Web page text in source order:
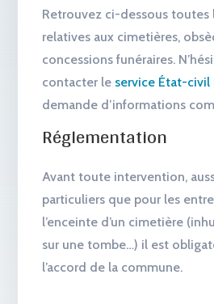
Retrouvez ci-dessous toutes
relatives aux cimetières,
concessions funéraires.
contacter le service État-civil
demande d’informations
Réglementation
Avant toute intervention,
particuliers que pour les
l’enceinte d’un cimetière
sur une tombe…) il est
l’accord de la commune.